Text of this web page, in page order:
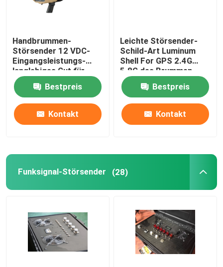
Antibrummen-System
Handbrummen-
Störsender 12 VDC-
Eingangsleistungs-
langlebiges Gut für
THEORIE/SCHINKEN/GNSS
GLONASSBestpreis
Kontakt
Leichte Störsender-
Schild-Art Luminum
Shell For GPS 2.4G
5.8G des Brummen-
40W
Bestpreis
Kontakt
Funksignal-Störsender (28)